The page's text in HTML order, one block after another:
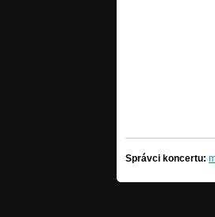
Správci koncertu: